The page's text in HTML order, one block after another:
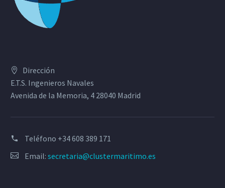
Dirección
E.T.S. Ingenieros Navales
Avenida de la Memoria, 4 28040 Madrid
Teléfono +34 608 389 171
Email: secretaria@clustermaritimo.es